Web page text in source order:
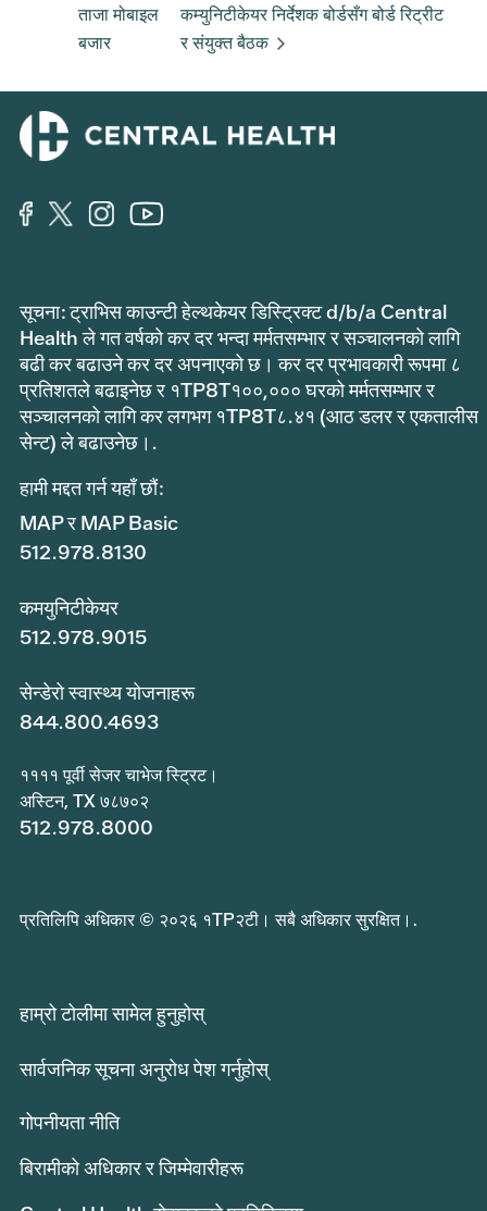
ताजा मोबाइल
बजार
कम्युनिटीकेयर निर्देशक बोर्डसँग बोर्ड रिट्रीट
र संयुक्त बैठक
सूचना: ट्राभिस काउन्टी हेल्थकेयर डिस्ट्रिक्ट d/b/a Central
Health ले गत वर्षको कर दर भन्दा मर्मतसम्भार र सञ्चालनको लागि
बढी कर बढाउने कर दर अपनाएको छ। कर दर प्रभावकारी रूपमा ८
प्रतिशतले बढाइनेछ र १TP8T१००,००० घरको मर्मतसम्भार र
सञ्चालनको लागि कर लगभग १TP8T८.४१ (आठ डलर र एकतालीस
सेन्ट) ले बढाउनेछ।.
हामी मद्दत गर्न यहाँ छौं:
MAP र MAP Basic
512.978.8130
कमयुनिटीकेयर
512.978.9015
सेन्डेरो स्वास्थ्य योजनाहरू
844.800.4693
११११ पूर्वी सेजर चाभेज स्ट्रिट।
अस्टिन, TX ७८७०२
512.978.8000
प्रतिलिपि अधिकार © २०२६ १TP२टी। सबै अधिकार सुरक्षित।.
हाम्रो टोलीमा सामेल हुनुहोस्
सार्वजनिक सूचना अनुरोध पेश गर्नुहोस्
गोपनीयता नीति
बिरामीको अधिकार र जिम्मेवारीहरू